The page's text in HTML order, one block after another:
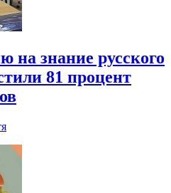
на знание русского
81 процент